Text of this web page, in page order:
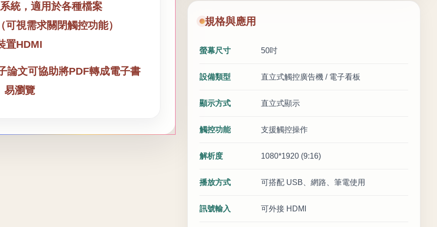
統，適用於各種檔案
視需求關閉觸控功能）
置HDMI
文可協助將PDF轉成電子書
易瀏覽
規格與應用
螢幕尺寸 50吋
設備類型 直立式觸控廣告機 / 電子看板
顯示方式 直立式顯示
觸控功能 支援觸控操作
解析度 1080*1920 (9:16)
播放方式 可搭配 USB、網路、筆電使用
訊號輸入 可外接 HDMI